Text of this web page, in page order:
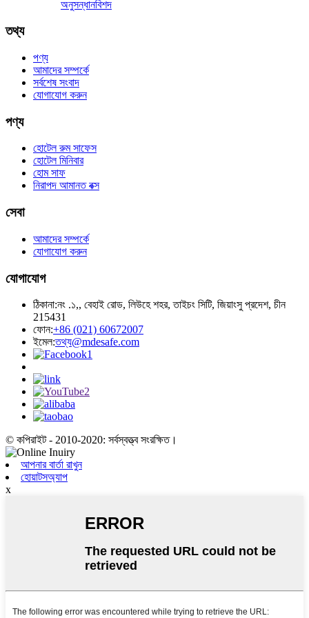
অনুসন্ধানবিশদ
তথ্য
পণ্য
আমাদের সম্পর্কে
সর্বশেষ সংবাদ
যোগাযোগ করুন
পণ্য
হোটেল রুম সাফেস
হোটেল মিনিবার
হোম সাফ
নিরাপদ আমানত বক্স
সেবা
আমাদের সম্পর্কে
যোগাযোগ করুন
যোগাযোগ
ঠিকানা:নং .১,, বেহাই রোড, লিউহে শহর, তাইচং সিটি, জিয়াংসু প্রদেশ, চীন
215431
ফোন:+86 (021) 60672007
ইমেল:তথ্য@mdesafe.com
© কপিরাইট - 2010-2020: সর্বস্বত্ত্ব সংরক্ষিত।
আপনার বার্তা রাখুন
হোয়াটসঅ্যাপ
x